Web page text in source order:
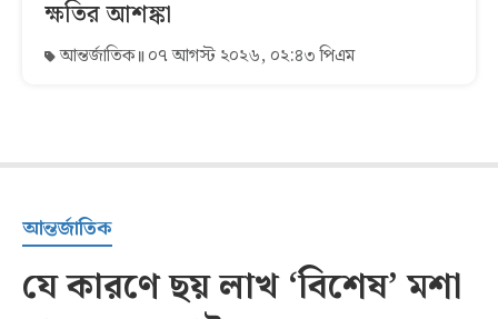
ক্ষতির আশঙ্কা
আন্তর্জাতিক ০৭ আগস্ট ২০২৬, ০২:৪৩ পিএম
আন্তর্জাতিক
যে কারণে ছয় লাখ ‘বিশেষ’ মশা